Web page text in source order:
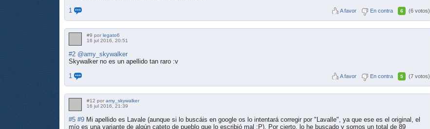
1
A favor En contra 6 (6 votos)
#9 por legato6
16 jul 2016, 20:51
#2 @amy_skywalker
Skywalker no es un apellido tan raro :v
1
A favor En contra 5 (7 votos)
#12 por amy_skywalker
16 jul 2016, 21:39
#5 #9 Mi apellido es Lavale (aunque si lo buscáis en google os lo intentará corregir por "Lavalle", ya que ese es el original, el
mío es una variante de algún cateto de pueblo que lo escribió mal :P). Por cierto, lo he buscado y somos un total de 89